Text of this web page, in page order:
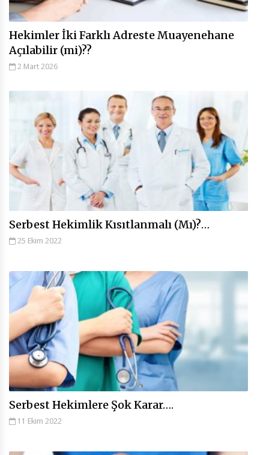
Hekimler İki Farklı Adreste Muayenehane
Açılabilir (mi)??
2 Mart 2026
Serbest Hekimlik Kısıtlanmalı (Mı)?…
25 Ekim 2022
Serbest Hekimlere Şok Karar….
11 Ekim 2022